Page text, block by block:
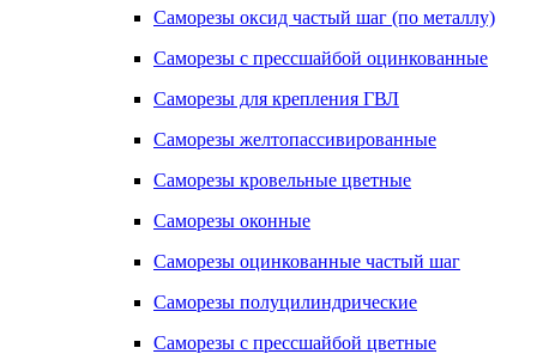
Саморезы оксид частый шаг (по металлу)
Саморезы с прессшайбой оцинкованные
Саморезы для крепления ГВЛ
Саморезы желтопассивированные
Саморезы кровельные цветные
Саморезы оконные
Саморезы оцинкованные частый шаг
Саморезы полуцилиндрические
Саморезы с прессшайбой цветные